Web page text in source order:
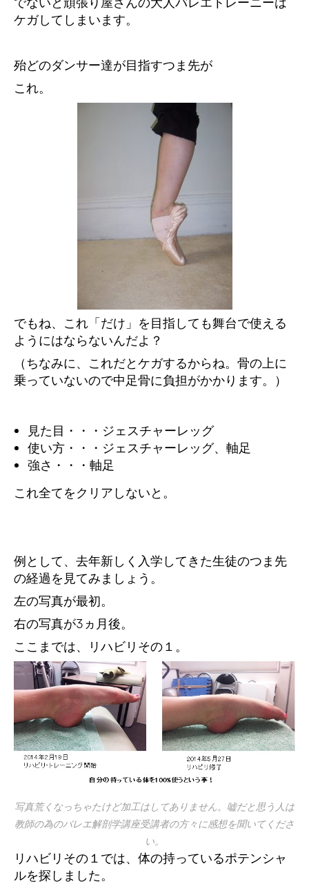
ケガしてしまいます。
殆どのダンサー達が目指すつま先が
これ。
でもね、これ「だけ」を目指しても舞台で使える
ようにはならないんだよ？
（ちなみに、これだとケガするからね。骨の上に
乗っていないので中足骨に負担がかかります。）
見た目・・・ジェスチャーレッグ
使い方・・・ジェスチャーレッグ、軸足
強さ・・・軸足
これ全てをクリアしないと。
例として、去年新しく入学してきた生徒のつま先
の経過を見てみましょう。
左の写真が最初。
右の写真が3ヵ月後。
ここまでは、リハビリその１。
写真荒くなっちゃたけど加工はしてありません。嘘だと思う人は
教師の為のバレエ解剖学講座受講者の方々に感想を聞いてくださ
い。
リハビリその１では、体の持っているポテンシャ
ルを探しました。